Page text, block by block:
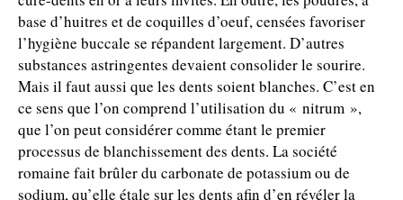
base d’huitres et de coquilles d’oeuf, censées favoriser
l’hygiène buccale se répandent largement. D’autres
substances astringentes devaient consolider le sourire.
Mais il faut aussi que les dents soient blanches. C’est en
ce sens que l’on comprend l’utilisation du « nitrum »,
que l’on peut considérer comme étant le premier
processus de blanchissement des dents. La société
romaine fait brûler du carbonate de potassium ou de
sodium, qu’elle étale sur les dents afin d’en révéler la